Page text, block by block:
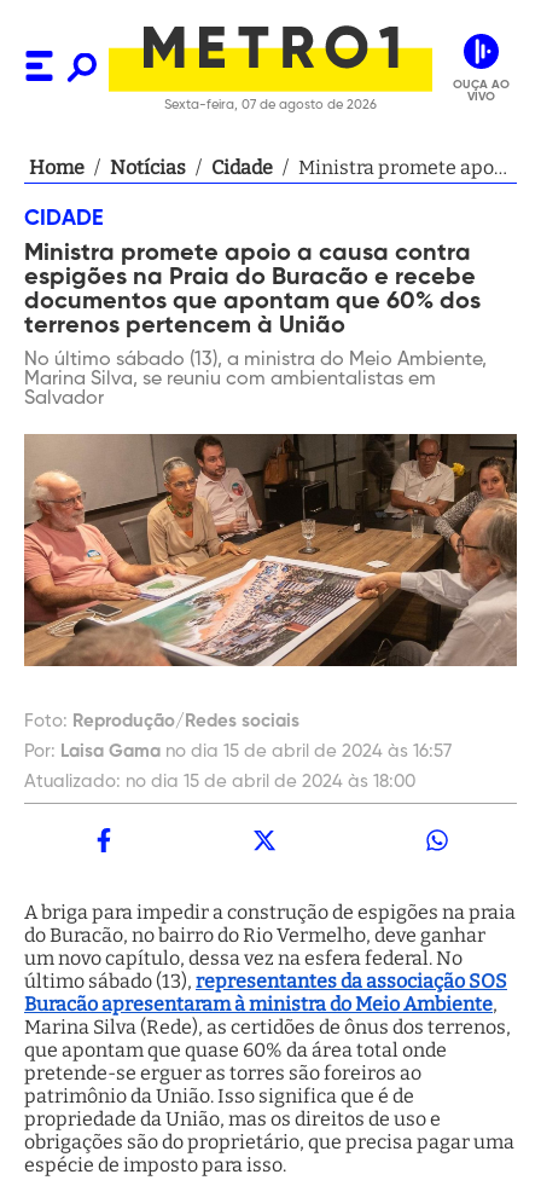
Sexta-feira, 07 de agosto de 2026
OUÇA AO
VIVO
Home / Notícias / Cidade / Ministra promete apoio
recebe documentos
que apontam que 60%
dos terrenos
CIDADE
Ministra promete apoio a causa contra
espigões na Praia do Buracão e recebe
documentos que apontam que 60% dos
terrenos pertencem à União
No último sábado (13), a ministra do Meio Ambiente,
Marina Silva, se reuniu com ambientalistas em
Salvador
Foto: Reprodução/Redes sociais
Por: Laisa Gama no dia 15 de abril de 2024 às 16:57
Atualizado: no dia 15 de abril de 2024 às 18:00
A briga para impedir a construção de espigões na praia
do Buracão, no bairro do Rio Vermelho, deve ganhar
um novo capítulo, dessa vez na esfera federal. No
último sábado (13), representantes da associação SOS
Buracão apresentaram à ministra do Meio Ambiente,
Marina Silva (Rede), as certidões de ônus dos terrenos,
que apontam que quase 60% da área total onde
pretende-se erguer as torres são foreiros ao
patrimônio da União. Isso significa que é de
propriedade da União, mas os direitos de uso e
obrigações são do proprietário, que precisa pagar uma
espécie de imposto para isso.